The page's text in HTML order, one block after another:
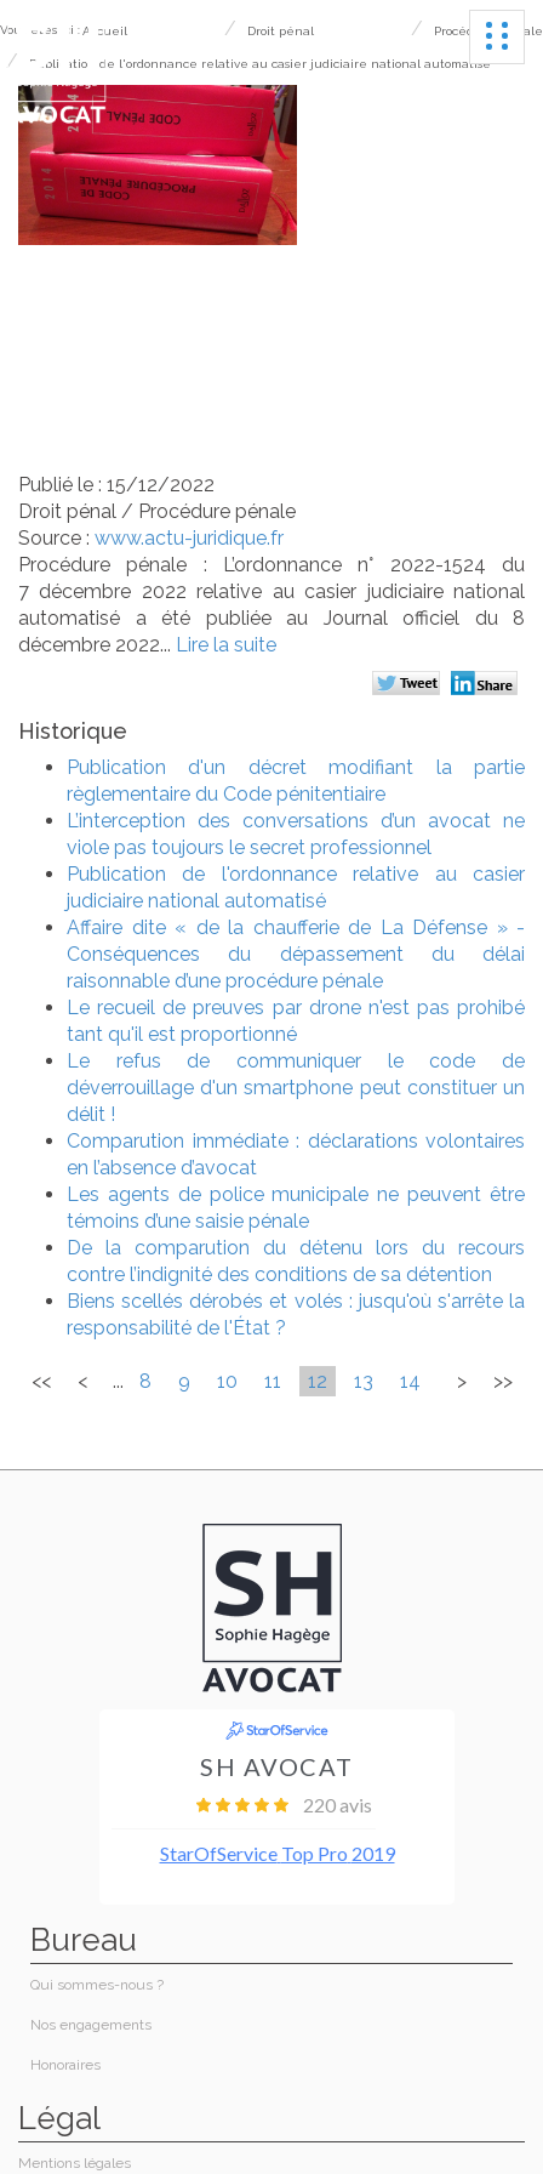
Vous êtes ici :Accueil Droit pénal Procédure pénale
Publication de l'ordonnance relative au casier judiciaire national automatisé
Publié le : 15/12/2022
Droit pénal / Procédure pénale
Source : www.actu-juridique.fr
Procédure pénale : L’ordonnance n° 2022-1524 du
7 décembre 2022 relative au casier judiciaire national
automatisé a été publiée au Journal officiel du 8
décembre 2022... Lire la suite
Historique
Publication d'un décret modifiant la partie
règlementaire du Code pénitentiaire
L’interception des conversations d’un avocat ne
viole pas toujours le secret professionnel
Publication de l'ordonnance relative au casier
judiciaire national automatisé
Affaire dite « de la chaufferie de La Défense » -
Conséquences du dépassement du délai
raisonnable d’une procédure pénale
Le recueil de preuves par drone n'est pas prohibé
tant qu'il est proportionné
Le refus de communiquer le code de
déverrouillage d'un smartphone peut constituer un
délit !
Comparution immédiate : déclarations volontaires
en l’absence d’avocat
Les agents de police municipale ne peuvent être
témoins d’une saisie pénale
De la comparution du détenu lors du recours
contre l’indignité des conditions de sa détention
Biens scellés dérobés et volés : jusqu'où s'arrête la
responsabilité de l'État ?
<< < ... 8 9 10 11 12 13 14 > >>
Bureau
Qui sommes-nous ?
Nos engagements
Honoraires​
Légal
Mentions légales